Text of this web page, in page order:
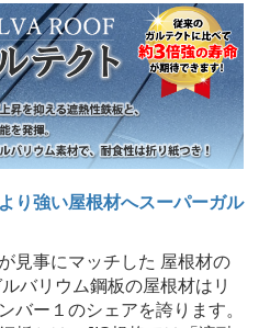
り強い屋根材へスーパーガル
見事にマッチした 屋根材の
バリウム鋼板の屋根材はリ
バー１のシェアを誇ります。